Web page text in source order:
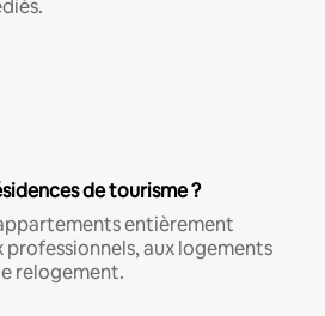
de tourisme ?
entièrement
professionnels, aux logements
relogement.